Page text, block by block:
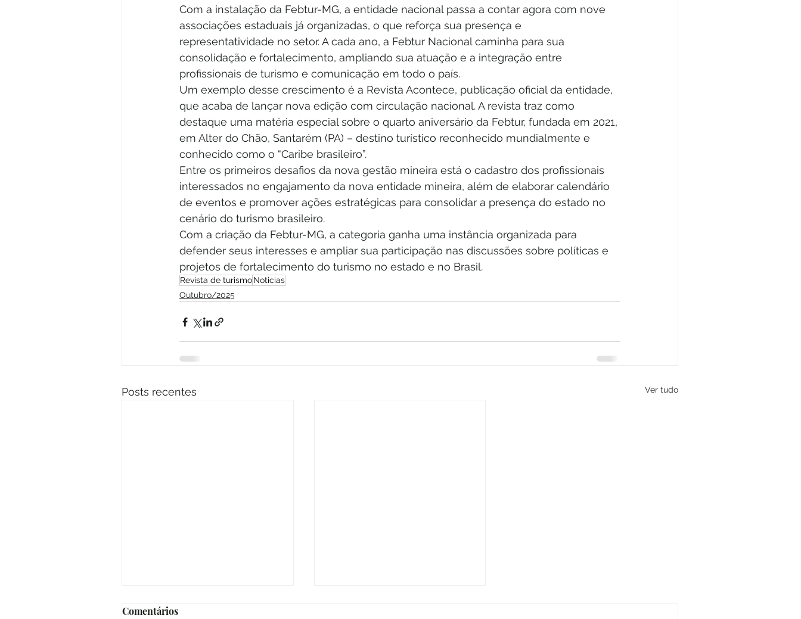
Com a instalação da Febtur-MG, a entidade nacional passa a contar agora com nove
associações estaduais já organizadas, o que reforça sua presença e
representatividade no setor. A cada ano, a Febtur Nacional caminha para sua
consolidação e fortalecimento, ampliando sua atuação e a integração entre
profissionais de turismo e comunicação em todo o país.
Um exemplo desse crescimento é a Revista Acontece, publicação oficial da entidade,
que acaba de lançar nova edição com circulação nacional. A revista traz como
destaque uma matéria especial sobre o quarto aniversário da Febtur, fundada em 2021,
em Alter do Chão, Santarém (PA) – destino turístico reconhecido mundialmente e
conhecido como o “Caribe brasileiro”.
Entre os primeiros desafios da nova gestão mineira está o cadastro dos profissionais
interessados no engajamento da nova entidade mineira, além de elaborar calendário
de eventos e promover ações estratégicas para consolidar a presença do estado no
cenário do turismo brasileiro.
Com a criação da Febtur-MG, a categoria ganha uma instância organizada para
defender seus interesses e ampliar sua participação nas discussões sobre políticas e
projetos de fortalecimento do turismo no estado e no Brasil.
Revista de turismoNoticias
Outubro/2025
Posts recentes Ver tudo
Comentários